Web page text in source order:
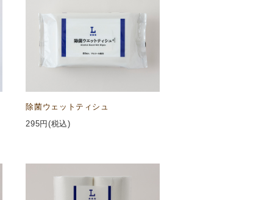
除菌ウェットティシュ
295円(税込)